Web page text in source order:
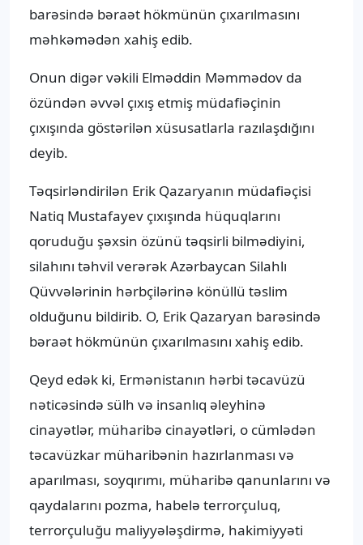
barəsində bəraət hökmünün çıxarılmasını
məhkəmədən xahiş edib.
Onun digər vəkili Elməddin Məmmədov da
özündən əvvəl çıxış etmiş müdafiəçinin
çıxışında göstərilən xüsusatlarla razılaşdığını
deyib.
Təqsirləndirilən Erik Qazaryanın müdafiəçisi
Natiq Mustafayev çıxışında hüquqlarını
qoruduğu şəxsin özünü təqsirli bilmədiyini,
silahını təhvil verərək Azərbaycan Silahlı
Qüvvələrinin hərbçilərinə könüllü təslim
olduğunu bildirib. O, Erik Qazaryan barəsində
bəraət hökmünün çıxarılmasını xahiş edib.
Qeyd edək ki, Ermənistanın hərbi təcavüzü
nəticəsində sülh və insanlıq əleyhinə
cinayətlər, müharibə cinayətləri, o cümlədən
təcavüzkar müharibənin hazırlanması və
aparılması, soyqırımı, müharibə qanunlarını və
qaydalarını pozma, habelə terrorçuluq,
terrorçuluğu maliyyələşdirmə, hakimiyyəti